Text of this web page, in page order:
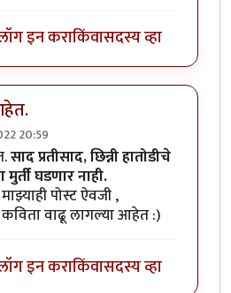
इन कराकिंवासदस्य व्हा
20:59
साद प्रतीसाद, छिन्नी हातोडीचे
घडणार नाही.
पोस्ट ऐवजी ,
वाढू लागल्या आहेत :)
इन कराकिंवासदस्य व्हा